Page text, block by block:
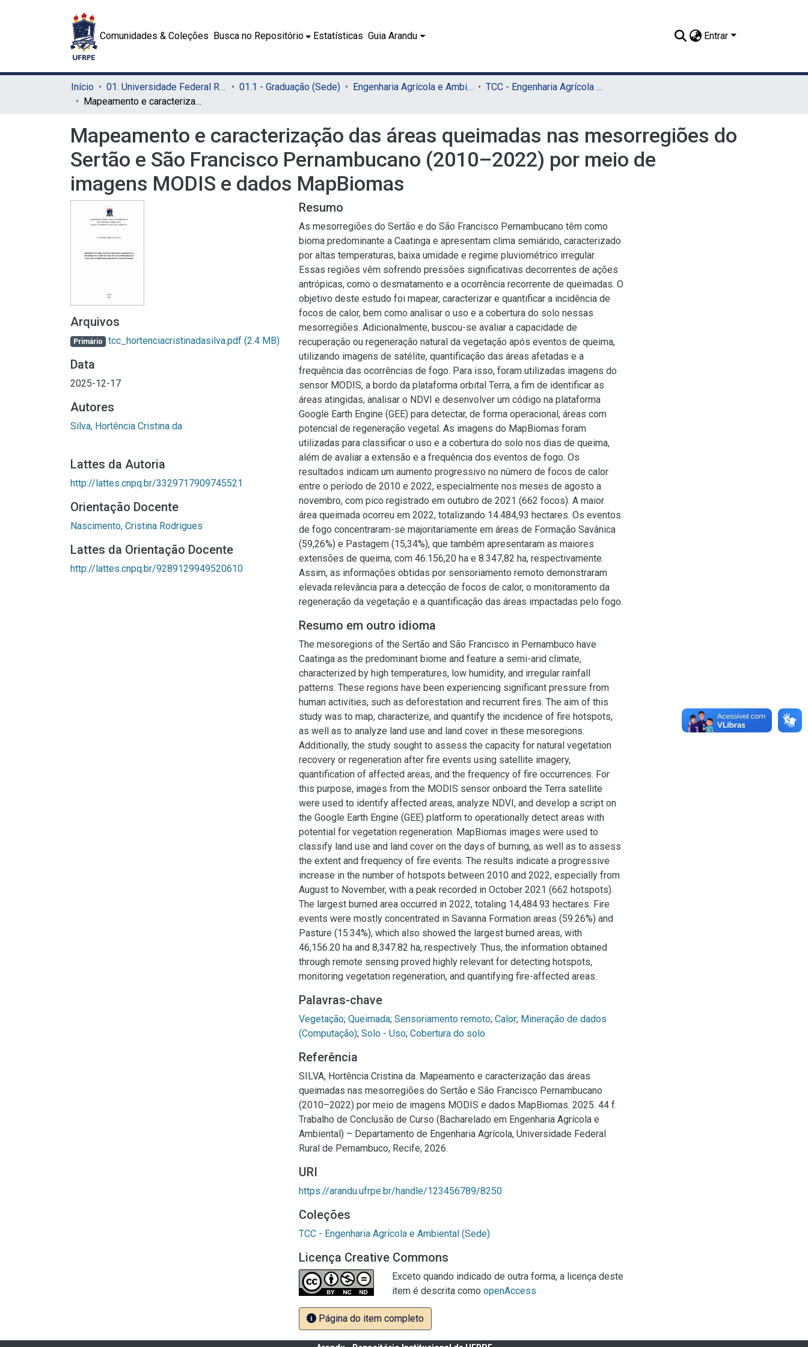
Comunidades & Coleções Busca no Repositório Estatísticas Guia Arandu Entrar
Início 01. Universidade Federal Rural de Pernambuco - UFRPE (Sede) 01.1 - Graduação (Sede) Engenharia Agrícola e Ambiental (Sede)
TCC - Engenharia Agrícola e Ambiental (Sede)
Mapeamento e caracterização das áreas queimadas nas mesorregiões do Sertão e São Francisco Pernambucano (2010–2022) por meio de imagens MODIS e dados MapBiomas
Mapeamento e caracterização das áreas queimadas nas mesorregiões do
Sertão e São Francisco Pernambucano (2010–2022) por meio de
imagens MODIS e dados MapBiomas
Arquivos
Primário tcc_hortenciacristinadasilva.pdf (2.4 MB)
Data
2025-12-17
Autores
Silva, Hortência Cristina da
Lattes da Autoria
http://lattes.cnpq.br/3329717909745521
Orientação Docente
Nascimento, Cristina Rodrigues
Lattes da Orientação Docente
http://lattes.cnpq.br/9289129949520610
Resumo
As mesorregiões do Sertão e do São Francisco Pernambucano têm como
bioma predominante a Caatinga e apresentam clima semiárido, caracterizado
por altas temperaturas, baixa umidade e regime pluviométrico irregular.
Essas regiões vêm sofrendo pressões significativas decorrentes de ações
antrópicas, como o desmatamento e a ocorrência recorrente de queimadas. O
objetivo deste estudo foi mapear, caracterizar e quantificar a incidência de
focos de calor, bem como analisar o uso e a cobertura do solo nessas
mesorregiões. Adicionalmente, buscou-se avaliar a capacidade de
recuperação ou regeneração natural da vegetação após eventos de queima,
utilizando imagens de satélite, quantificação das áreas afetadas e a
frequência das ocorrências de fogo. Para isso, foram utilizadas imagens do
sensor MODIS, a bordo da plataforma orbital Terra, a fim de identificar as
áreas atingidas, analisar o NDVI e desenvolver um código na plataforma
Google Earth Engine (GEE) para detectar, de forma operacional, áreas com
potencial de regeneração vegetal. As imagens do MapBiomas foram
utilizadas para classificar o uso e a cobertura do solo nos dias de queima,
além de avaliar a extensão e a frequência dos eventos de fogo. Os
resultados indicam um aumento progressivo no número de focos de calor
entre o período de 2010 e 2022, especialmente nos meses de agosto a
novembro, com pico registrado em outubro de 2021 (662 focos). A maior
área queimada ocorreu em 2022, totalizando 14.484,93 hectares. Os eventos
de fogo concentraram-se majoritariamente em áreas de Formação Savânica
(59,26%) e Pastagem (15,34%), que também apresentaram as maiores
extensões de queima, com 46.156,20 ha e 8.347,82 ha, respectivamente.
Assim, as informações obtidas por sensoriamento remoto demonstraram
elevada relevância para a detecção de focos de calor, o monitoramento da
regeneração da vegetação e a quantificação das áreas impactadas pelo fogo.
Resumo em outro idioma
The mesoregions of the Sertão and São Francisco in Pernambuco have
Caatinga as the predominant biome and feature a semi-arid climate,
characterized by high temperatures, low humidity, and irregular rainfall
patterns. These regions have been experiencing significant pressure from
human activities, such as deforestation and recurrent fires. The aim of this
study was to map, characterize, and quantify the incidence of fire hotspots,
as well as to analyze land use and land cover in these mesoregions.
Additionally, the study sought to assess the capacity for natural vegetation
recovery or regeneration after fire events using satellite imagery,
quantification of affected areas, and the frequency of fire occurrences. For
this purpose, images from the MODIS sensor onboard the Terra satellite
were used to identify affected areas, analyze NDVI, and develop a script on
the Google Earth Engine (GEE) platform to operationally detect areas with
potential for vegetation regeneration. MapBiomas images were used to
classify land use and land cover on the days of burning, as well as to assess
the extent and frequency of fire events. The results indicate a progressive
increase in the number of hotspots between 2010 and 2022, especially from
August to November, with a peak recorded in October 2021 (662 hotspots).
The largest burned area occurred in 2022, totaling 14,484.93 hectares. Fire
events were mostly concentrated in Savanna Formation areas (59.26%) and
Pasture (15.34%), which also showed the largest burned areas, with
46,156.20 ha and 8,347.82 ha, respectively. Thus, the information obtained
through remote sensing proved highly relevant for detecting hotspots,
monitoring vegetation regeneration, and quantifying fire-affected areas.
Palavras-chave
Vegetação; Queimada; Sensoriamento remoto; Calor; Mineração de dados
(Computação); Solo - Uso; Cobertura do solo
Referência
SILVA, Hortência Cristina da. Mapeamento e caracterização das áreas
queimadas nas mesorregiões do Sertão e São Francisco Pernambucano
(2010–2022) por meio de imagens MODIS e dados MapBiomas. 2025. 44 f.
Trabalho de Conclusão de Curso (Bacharelado em Engenharia Agrícola e
Ambiental) – Departamento de Engenharia Agrícola, Universidade Federal
Rural de Pernambuco, Recife, 2026.
URI
https://arandu.ufrpe.br/handle/123456789/8250
Coleções
TCC - Engenharia Agrícola e Ambiental (Sede)
Licença Creative Commons
Exceto quando indicado de outra forma, a licença deste
item é descrita como openAccess
Página do item completo